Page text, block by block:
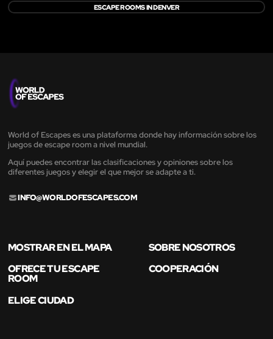
ESCAPE ROOMS IN DENVER
World of Escapes es una plataforma donde hay información sobre los
juegos de escape room a nivel mundial.
Aquí puedes encontrar las clasificaciones y opiniones sobre los
diferentes juegos y elegir el que mejor se adapte a ti.
INFO@WORLDOFESCAPES.COM
MOSTRAR EN EL MAPA
SOBRE NOSOTROS
OFRECE TU ESCAPE
ROOM
COOPERACIÓN
ELIGE CIUDAD